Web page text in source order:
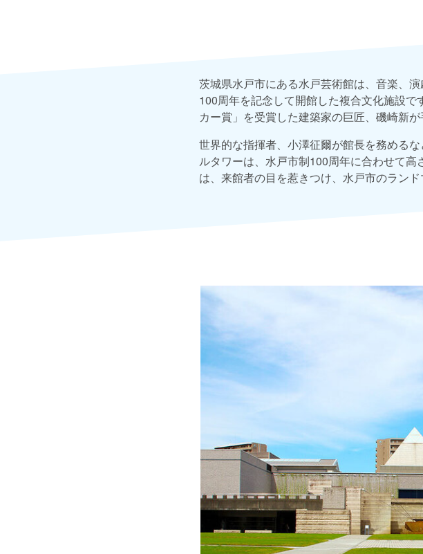
茨城県水戸市にある水戸芸術館は、音楽、
100周年を記念して開館した複合文化施設
カー賞」を受賞した建築家の巨匠、磯崎新が
世界的な指揮者、小澤征爾が館長を務める
ルタワーは、水戸市制100周年に合わせて
は、来館者の目を惹きつけ、水戸市のランド